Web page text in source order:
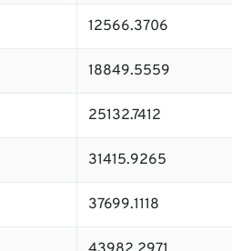
12566.3706
18849.5559
25132.7412
31415.9265
37699.1118